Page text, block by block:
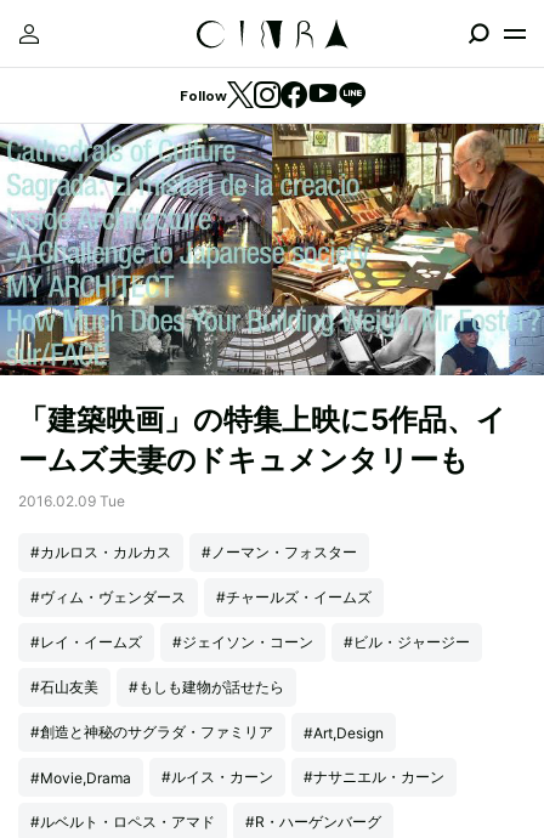
Follow
「建築映画」の特集上映に5作品、イ
ームズ夫妻のドキュメンタリーも
2016.02.09 Tue
#カルロス・カルカス #ノーマン・フォスター
#ヴィム・ヴェンダース #チャールズ・イームズ
#レイ・イームズ #ジェイソン・コーン #ビル・ジャージー
#石山友美 #もしも建物が話せたら
#創造と神秘のサグラダ・ファミリア #Art,Design
#Movie,Drama #ルイス・カーン #ナサニエル・カーン
#ルベルト・ロペス・アマド #R・ハーゲンバーグ